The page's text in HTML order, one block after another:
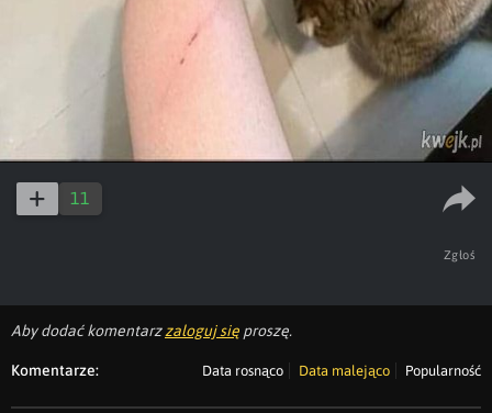
11
Zgłoś
Aby dodać komentarzzaloguj się proszę.
Komentarze: Data rosnąco Data malejąco Popularność